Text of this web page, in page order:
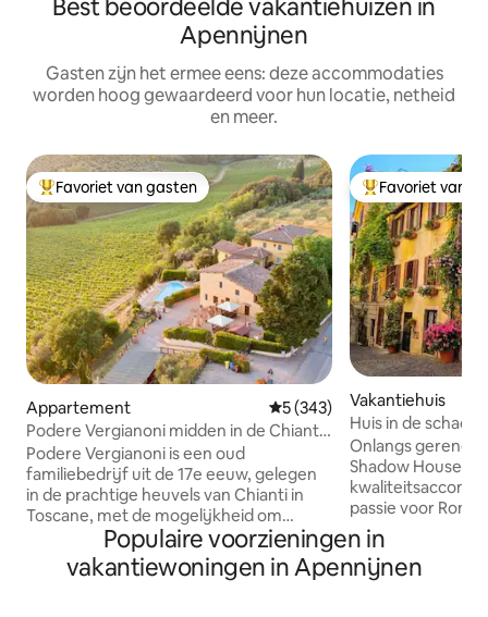
Best beoordeelde vakantiehuizen in
Apennijnen
Gasten zijn het ermee eens: deze accommodaties
worden hoog gewaardeerd voor hun locatie, netheid
en meer.
Topfavoriet van gasten
Favoriet van gasten
Appartement Gemiddelde beoordeling
5 (343)
Podere Vergianoni midden in de Chianti
met zwembad
Podere Vergianoni is een oud
familiebedrijf uit de 17e eeuw, gelegen
in de prachtige heuvels van Chianti in
Toscane, met de mogelijkheid om
rechtstreeks met onze familie een
privépendeldienst en lokale ervaringen
te regelen. Het appartement is
Topfavoriet van
Favoriet van
Vakantiehuis
Huis in de
Historisch
Onlangs
Shadow House'
passie voor
anderen kennis
schoonheid van
geboren, hebben
Populaire voorzieningen in
vakantiewoningen in Apennijnen